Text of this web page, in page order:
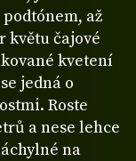
až
květu čajové
kvetení
jedná o
Roste
a nese lehce
na